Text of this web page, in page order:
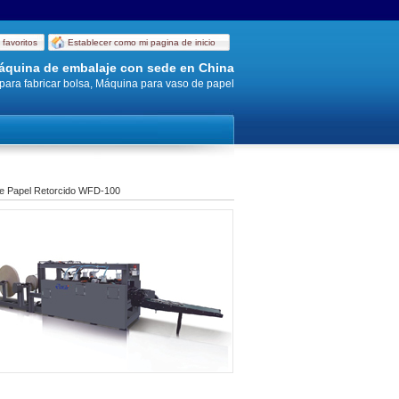
Establecer como mi pagina de inicio
favoritos
de embalaje con sede en China
fabricar bolsa, Máquina para vaso de papel
Papel Retorcido WFD-100